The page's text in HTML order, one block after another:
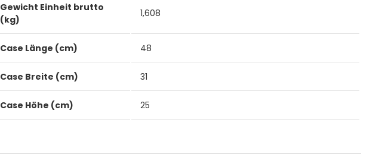
Gewicht Einheit brutto
(kg)
1,608
Case Länge (cm) 48
Case Breite (cm) 31
Case Höhe (cm) 25